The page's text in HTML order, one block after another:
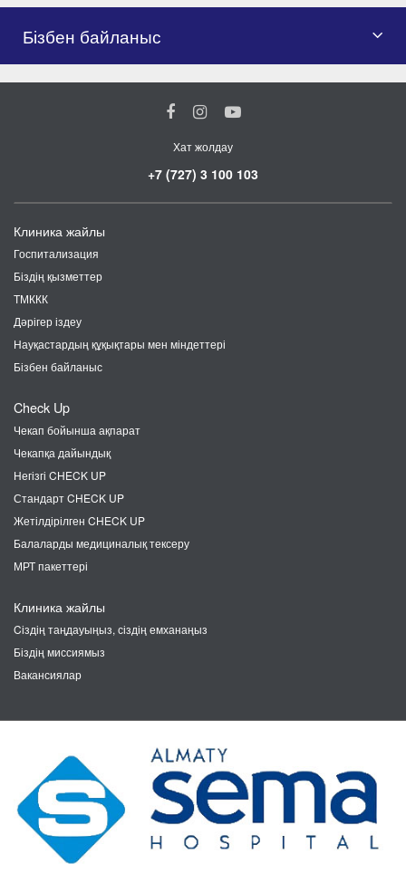
Бізбен байланыс
Хат жолдау
+7 (727) 3 100 103
Клиника жайлы
Госпитализация
Біздің қызметтер
ТМККК
Дәрігер іздеу
Науқастардың құқықтары мен міндеттері
Бізбен байланыс
Check Up
Чекап бойынша ақпарат
Чекапқа дайындық
Негізгі CHECK UP
Стандарт CHECK UP
Жетілдірілген CHECK UP
Балаларды медициналық тексеру
МРТ пакеттері
Клиника жайлы
Cіздің таңдауыңыз, сіздің емханаңыз
Біздің миссиямыз
Вакансиялар